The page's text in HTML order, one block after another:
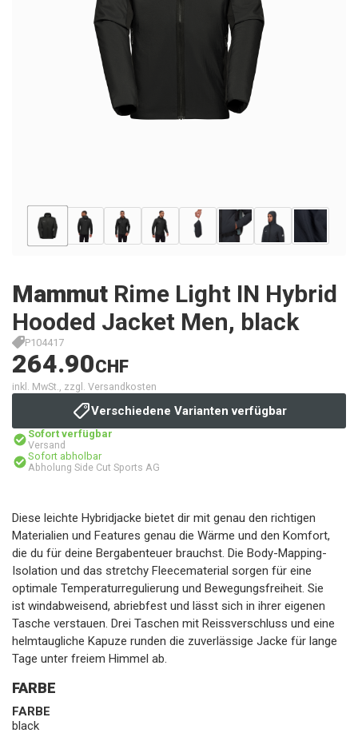
Mammut Rime Light IN Hybrid
Hooded Jacket Men, black
P104417
264.90CHF
inkl. MwSt., zzgl. Versandkosten
Verschiedene Varianten verfügbar
Sofort verfügbar
Versand
Sofort abholbar
Abholung Side Cut Sports AG
Diese leichte Hybridjacke bietet dir mit genau den richtigen
Materialien und Features genau die Wärme und den Komfort,
die du für deine Bergabenteuer brauchst. Die Body-Mapping-
Isolation und das stretchy Fleecematerial sorgen für eine
optimale Temperaturregulierung und Bewegungsfreiheit. Sie
ist windabweisend, abriebfest und lässt sich in ihrer eigenen
Tasche verstauen. Drei Taschen mit Reissverschluss und eine
helmtaugliche Kapuze runden die zuverlässige Jacke für lange
Tage unter freiem Himmel ab.
FARBE
FARBE
black